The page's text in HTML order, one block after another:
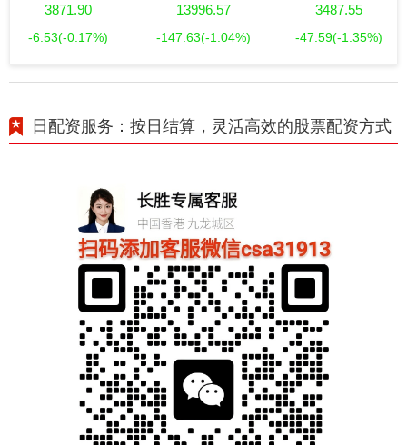
3871.90
-6.53(-0.17%)
13996.57
-147.63(-1.04%)
3487.55
-47.59(-1.35%)
日配资服务：按日结算，灵活高效的股票配资方式